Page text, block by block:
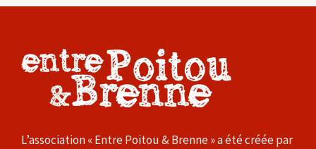
L’association « Entre Poitou & Brenne » a été créée par